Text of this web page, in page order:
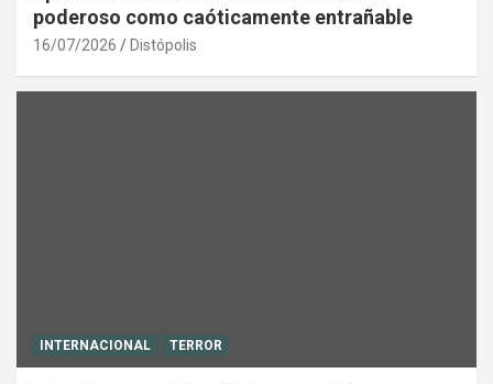
poderoso como caóticamente entrañable
16/07/2026 Distópolis
INTERNACIONAL TERROR